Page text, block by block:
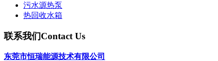
污水源热泵
热回收水箱
联系我们Contact Us
东莞市恒瑞能源技术有限公司